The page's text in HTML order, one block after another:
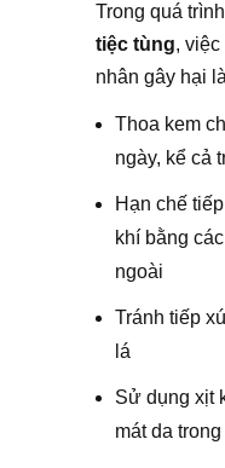
Trong quá trình
tiệc tùng,
nhân gây hại
Thoa kem
ngày, kể cả
Hạn chế
khí bằng
ngoài
Tránh tiếp
lá
Sử dụng xịt
mát da